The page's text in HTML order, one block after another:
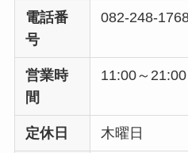
電話番
号
082-248-
営業時
間
11:00～21:00
定休日 木曜日